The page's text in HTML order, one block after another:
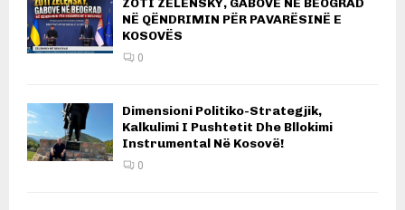
ZOTI ZELENSKY, GABOVE NË BEOGRAD
NË QËNDRIMIN PËR PAVARËSINË E
KOSOVËS
0
Dimensioni Politiko-Strategjik,
Kalkulimi I Pushtetit Dhe Bllokimi
Instrumental Në Kosovë!
0